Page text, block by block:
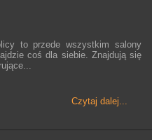
to przede wszystkim salony
coś dla siebie. Znajdują się
Czytaj dalej...